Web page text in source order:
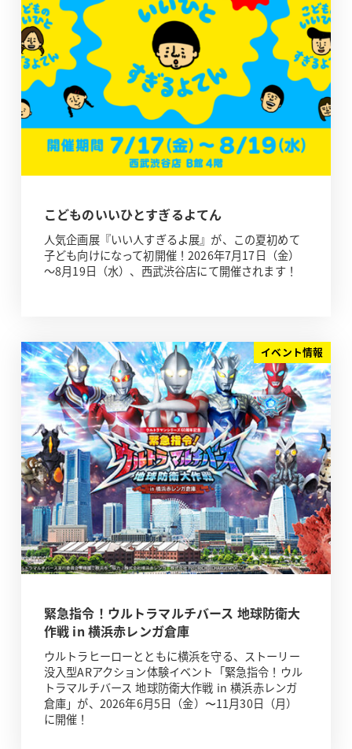
こどものいいひとすぎるよてん
人気企画展『いい人すぎるよ展』が、この夏初めて
子ども向けになって初開催！2026年7月17日（金）
～8月19日（水）、西武渋谷店にて開催されます！
イベント情報
緊急指令！ウルトラマルチバース 地球防衛大
作戦 in 横浜赤レンガ倉庫
ウルトラヒーローとともに横浜を守る、ストーリー
没入型ARアクション体験イベント「緊急指令！ウル
トラマルチバース 地球防衛大作戦 in 横浜赤レンガ
倉庫」が、2026年6月5日（金）〜11月30日（月）
に開催！